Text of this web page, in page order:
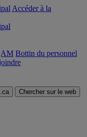
Accéder à la
Bottin du personnel
Chercher sur le web